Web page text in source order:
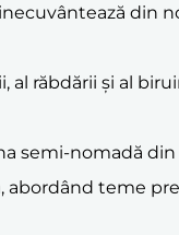
din
al răbdării și al
semi-nomadă
abordând teme